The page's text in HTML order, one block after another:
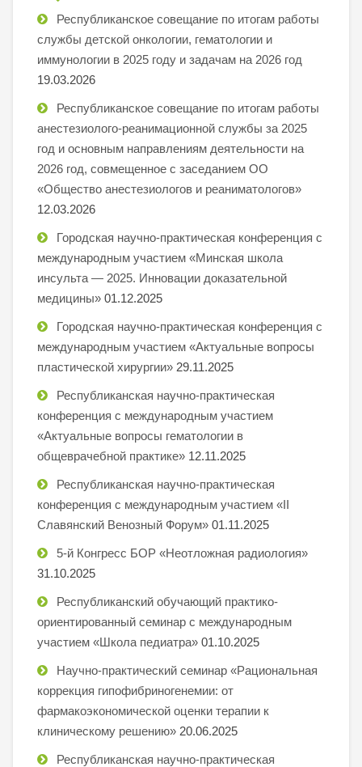
Республиканское совещание по итогам работы
службы детской онкологии, гематологии и
иммунологии в 2025 году и задачам на 2026 год
19.03.2026
Республиканское совещание по итогам работы
анестезиолого-реанимационной службы за 2025
год и основным направлениям деятельности на
2026 год, совмещенное с заседанием ОО
«Общество анестезиологов и реаниматологов»
12.03.2026
Городская научно-практическая конференция с
международным участием «Минская школа
инсульта — 2025. Инновации доказательной
медицины» 01.12.2025
Городская научно-практическая конференция с
международным участием «Актуальные вопросы
пластической хирургии» 29.11.2025
Республиканская научно-практическая
конференция с международным участием
«Актуальные вопросы гематологии в
общеврачебной практике» 12.11.2025
Республиканская научно-практическая
конференция с международным участием «II
Славянский Венозный Форум» 01.11.2025
5-й Конгресс БОР «Неотложная радиология»
31.10.2025
Республиканский обучающий практико-
ориентированный семинар с международным
участием «Школа педиатра» 01.10.2025
Научно-практический семинар «Рациональная
коррекция гипофибриногенемии: от
фармакоэкономической оценки терапии к
клиническому решению» 20.06.2025
Республиканская научно-практическая